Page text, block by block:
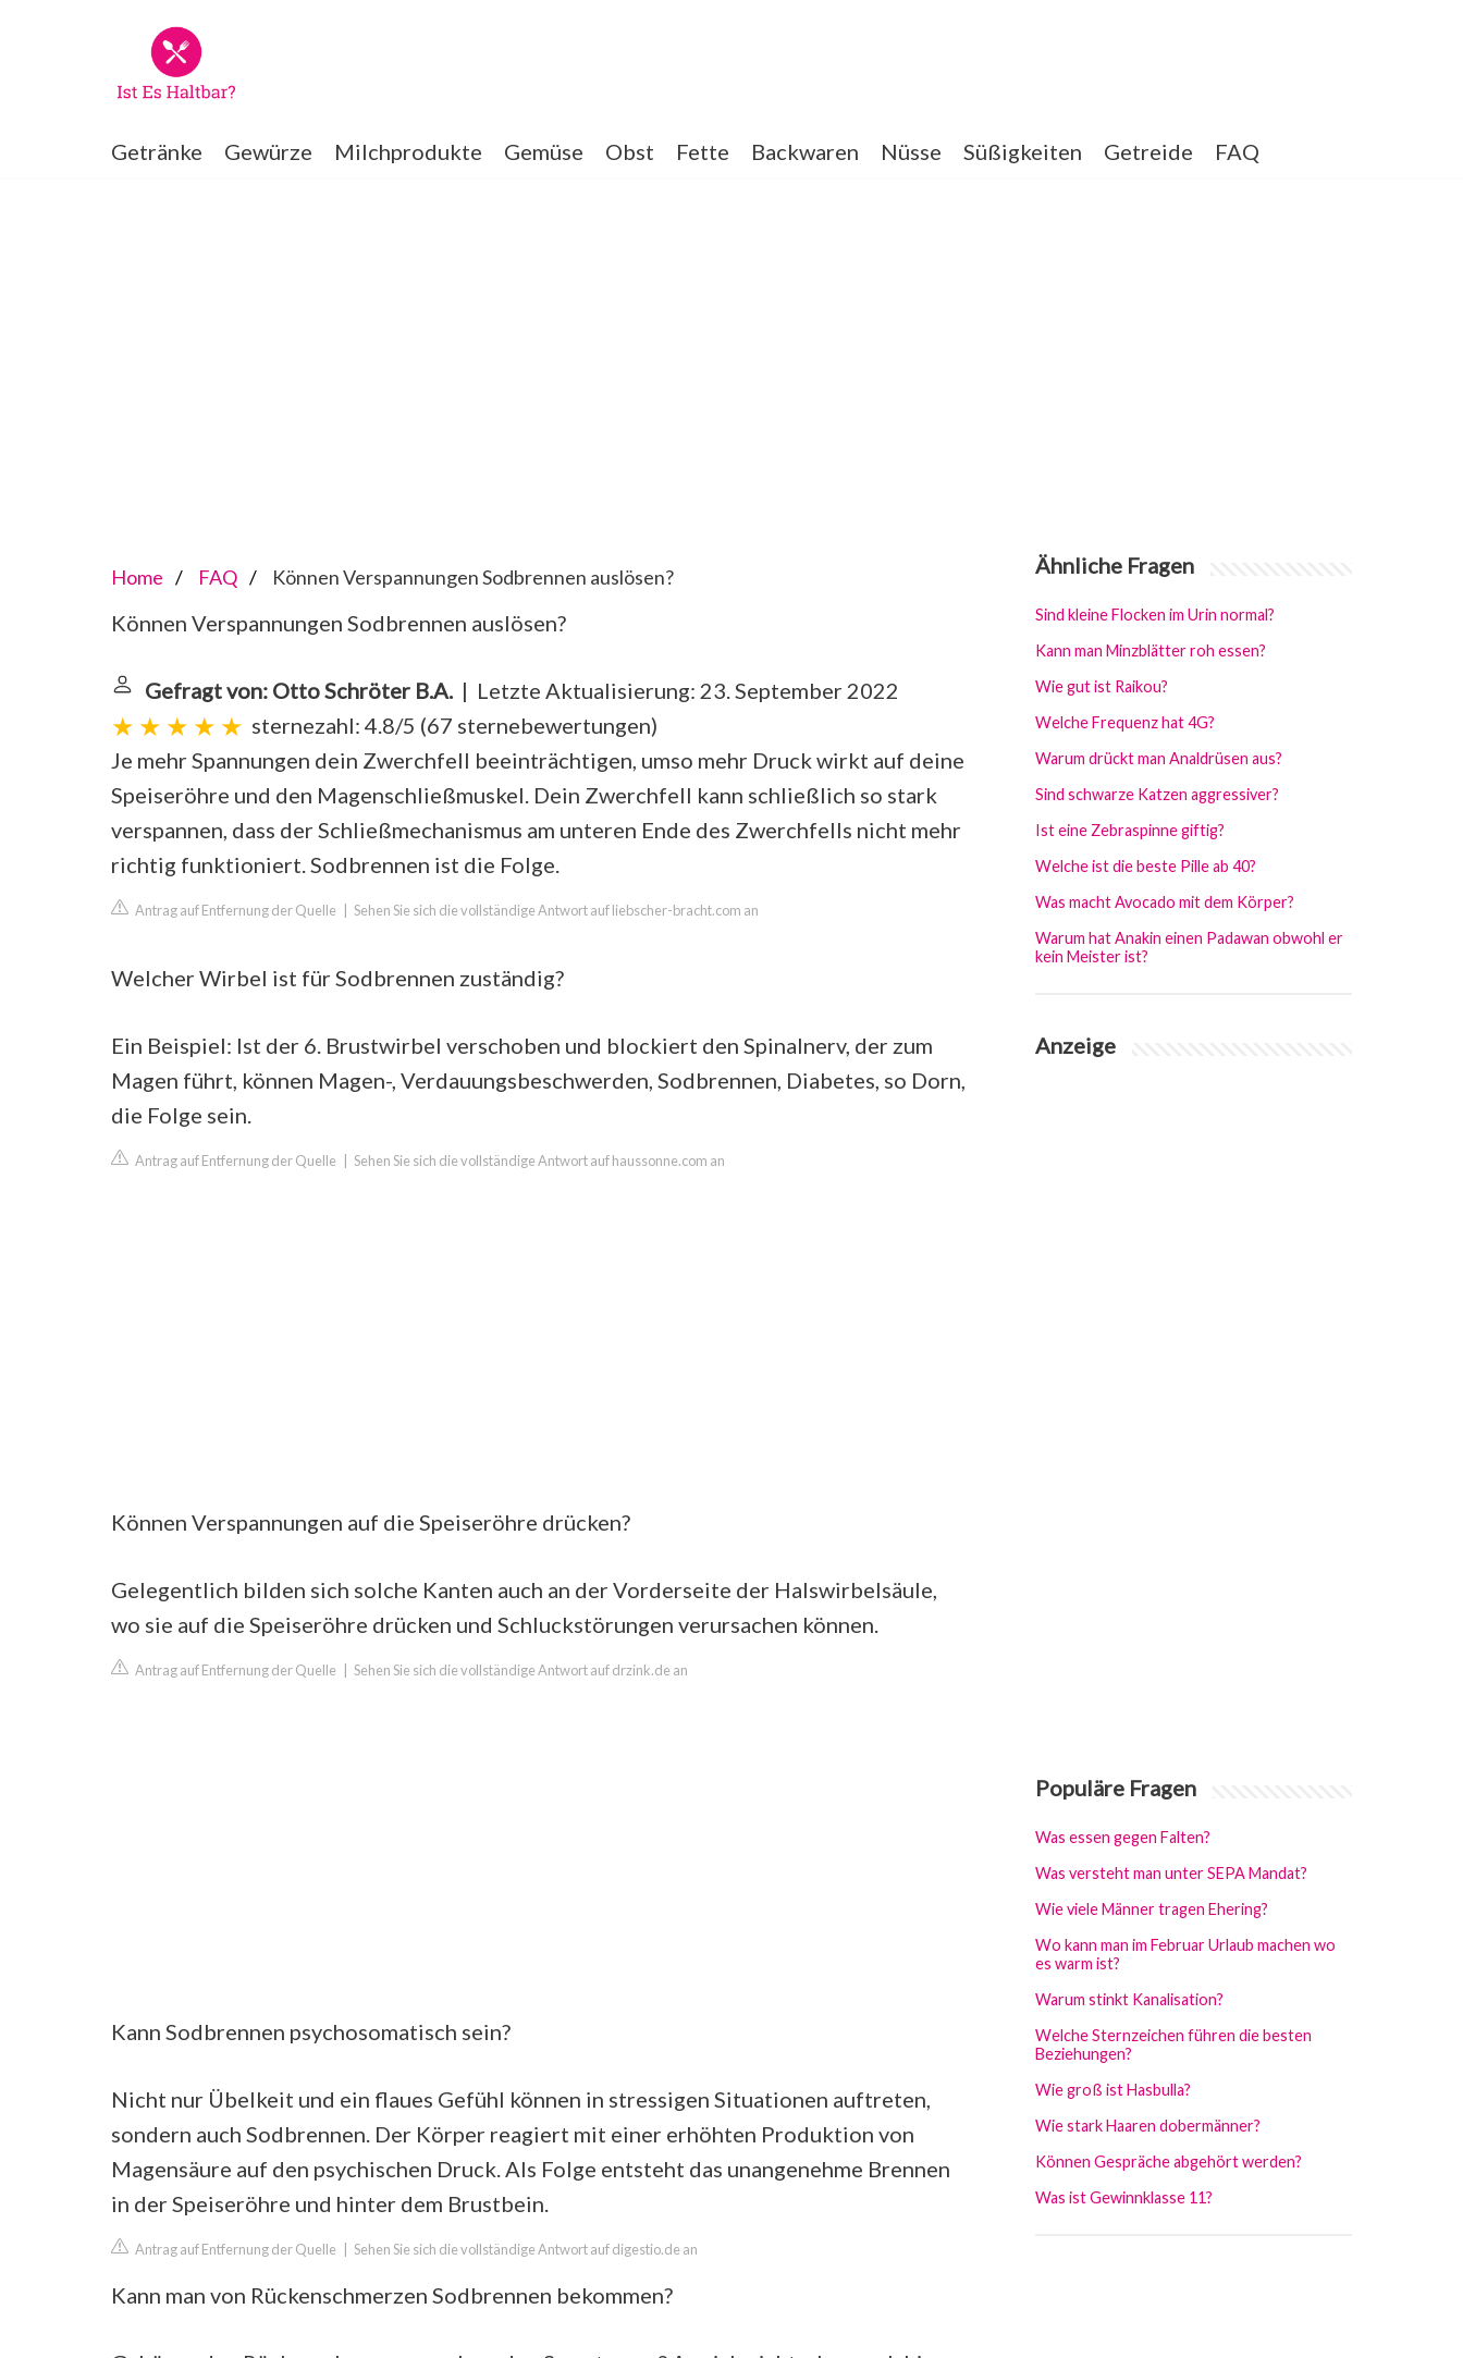
Getränke Gewürze Milchprodukte Gemüse Obst Fette Backwaren Nüsse Süßigkeiten Getreide FAQ
Home FAQ Können Verspannungen Sodbrennen auslösen?
Können Verspannungen Sodbrennen auslösen?
Gefragt von: Otto Schröter B.A.| Letzte Aktualisierung: 23. September 2022
sternezahl: 4.8/5 (67 sternebewertungen)
Je mehr Spannungen dein Zwerchfell beeinträchtigen, umso mehr Druck wirkt auf deine
Speiseröhre und den Magenschließmuskel. Dein Zwerchfell kann schließlich so stark
verspannen, dass der Schließmechanismus am unteren Ende des Zwerchfells nicht mehr
richtig funktioniert. Sodbrennen ist die Folge.
Antrag auf Entfernung der Quelle Sehen Sie sich die vollständige Antwort auf liebscher-bracht.com an
Welcher Wirbel ist für Sodbrennen zuständig?
Ein Beispiel: Ist der 6. Brustwirbel verschoben und blockiert den Spinalnerv, der zum
Magen führt, können Magen-, Verdauungsbeschwerden, Sodbrennen, Diabetes, so Dorn,
die Folge sein.
Antrag auf Entfernung der Quelle Sehen Sie sich die vollständige Antwort auf haussonne.com an
Können Verspannungen auf die Speiseröhre drücken?
Gelegentlich bilden sich solche Kanten auch an der Vorderseite der Halswirbelsäule,
wo sie auf die Speiseröhre drücken und Schluckstörungen verursachen können.
Antrag auf Entfernung der Quelle Sehen Sie sich die vollständige Antwort auf drzink.de an
Kann Sodbrennen psychosomatisch sein?
Nicht nur Übelkeit und ein flaues Gefühl können in stressigen Situationen auftreten,
sondern auch Sodbrennen. Der Körper reagiert mit einer erhöhten Produktion von
Magensäure auf den psychischen Druck. Als Folge entsteht das unangenehme Brennen
in der Speiseröhre und hinter dem Brustbein.
Antrag auf Entfernung der Quelle Sehen Sie sich die vollständige Antwort auf digestio.de an
Kann man von Rückenschmerzen Sodbrennen bekommen?
Ähnliche Fragen
Sind kleine Flocken im Urin normal?
Kann man Minzblätter roh essen?
Wie gut ist Raikou?
Welche Frequenz hat 4G?
Warum drückt man Analdrüsen aus?
Sind schwarze Katzen aggressiver?
Ist eine Zebraspinne giftig?
Welche ist die beste Pille ab 40?
Was macht Avocado mit dem Körper?
Warum hat Anakin einen Padawan obwohl er
kein Meister ist?
Anzeige
Populäre Fragen
Was essen gegen Falten?
Was versteht man unter SEPA Mandat?
Wie viele Männer tragen Ehering?
Wo kann man im Februar Urlaub machen wo
es warm ist?
Warum stinkt Kanalisation?
Welche Sternzeichen führen die besten
Beziehungen?
Wie groß ist Hasbulla?
Wie stark Haaren dobermänner?
Können Gespräche abgehört werden?
Was ist Gewinnklasse 11?